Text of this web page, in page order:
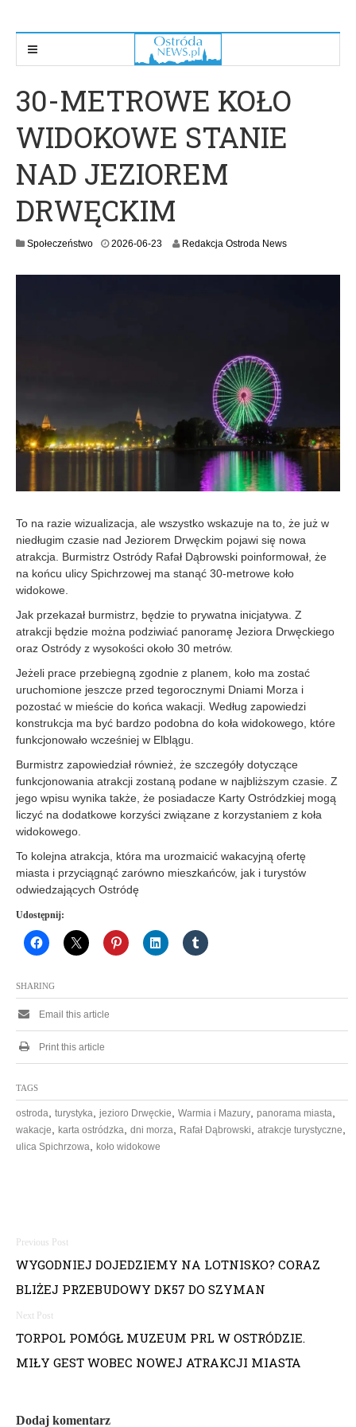
30-METROWE KOŁO
WIDOKOWE STANIE
NAD JEZIOREM
DRWĘCKIM
Społeczeństwo 2026-06-232
Redakcja Ostroda News
To na razie wizualizacja, ale wszystko wskazuje na to, że już w
niedługim czasie nad Jeziorem Drwęckim pojawi się nowa
atrakcja. Burmistrz Ostródy Rafał Dąbrowski poinformował, że
na końcu ulicy Spichrzowej ma stanąć 30-metrowe koło
widokowe.
Jak przekazał burmistrz, będzie to prywatna inicjatywa. Z
atrakcji będzie można podziwiać panoramę Jeziora Drwęckiego
oraz Ostródy z wysokości około 30 metrów.
Jeżeli prace przebiegną zgodnie z planem, koło ma zostać
uruchomione jeszcze przed tegorocznymi Dniami Morza i
pozostać w mieście do końca wakacji. Według zapowiedzi
konstrukcja ma być bardzo podobna do koła widokowego, które
funkcjonowało wcześniej w Elblągu.
Burmistrz zapowiedział również, że szczegóły dotyczące
funkcjonowania atrakcji zostaną podane w najbliższym czasie. Z
jego wpisu wynika także, że posiadacze Karty Ostródzkiej mogą
liczyć na dodatkowe korzyści związane z korzystaniem z koła
widokowego.
To kolejna atrakcja, która ma urozmaicić wakacyjną ofertę
miasta i przyciągnąć zarówno mieszkańców, jak i turystów
odwiedzających Ostródę
Udostępnij:
SHARING
Email this article
Print this article
TAGS
ostroda turystyka jezioro Drwęckie Warmia i Mazury panorama miasta
wakacje karta ostródzka dni morza Rafał Dąbrowski atrakcje turystyczne
ulica Spichrzowa koło widokowe
N
a
w
i
g
WYGODNIEJ DOJEDZIEMY NA LOTNISKO? CORAZ
BLIŻEJ PRZEBUDOWY DK57 DO SZYMAN
TORPOL POMÓGŁ MUZEUM PRL W OSTRÓDZIE.
MIŁY GEST WOBEC NOWEJ ATRAKCJI MIASTA
Dodaj komentarz